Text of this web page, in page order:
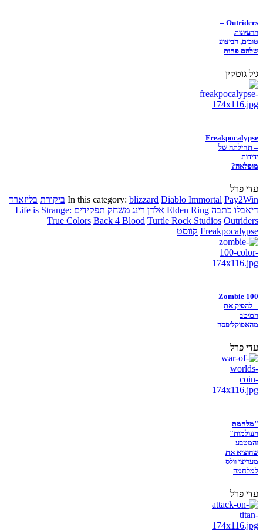
Outriders –
הרעיונות
טובים, הביצוע
שלהם פחות
גיל גוטקין
Freakpocalypse
– תחילתה של
ידידות
מופלאה?
עדי פרל
In this category: blizzard Diablo Immortal Pay2Win ביקורת בליזארד
דיאבלו כתבה Elden Ring אלדן רינג משחק תפקידים Life is Strange:
True Colors Back 4 Blood Turtle Rock Studios Outriders
Freakpocalypse קווסט
Zombie 100
– להפיק את
המיטב
מהאפוקליפסה
עדי פרל
"מלחמת
העולמות"
והמטבע
שהוציא את
מעריצי וולס
למלחמה
עדי פרל